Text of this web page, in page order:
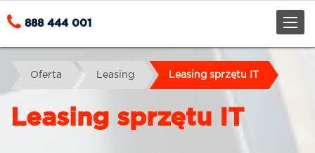
Toggle
888 444 001
Oferta Leasing Leasing sprzętu IT
Leasing sprzętu IT